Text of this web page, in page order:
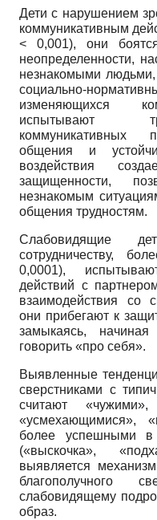
Дети с нарушением
коммуникативным
< 0,001), они
неопределенности,
незнакомыми
социально-
изменяющихся
испытывают
коммуникативных
общения и
воздействия
защищенности,
незнакомым
общения трудностям.
Слабовидящие
сотрудничеству,
0,0001),
действий с
взаимодействия со
они прибегают к
замыкаясь,
говорить «про себя».
Выявленные
сверстниками с
считают
«усмехающимися»,
более успешными в
(«выскочка»,
выявляется
благополучного
слабовидящему
образ.